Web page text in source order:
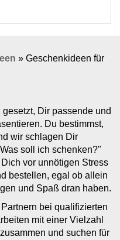
» Geschenkideen für
Dir passende und
Du bestimmst,
wir schlagen Dir
soll ich schenken?"
vor unnötigen Stress
bestellen, egal ob allein
und Spaß dran haben.
bei qualifizierten
mit einer Vielzahl
und suchen für